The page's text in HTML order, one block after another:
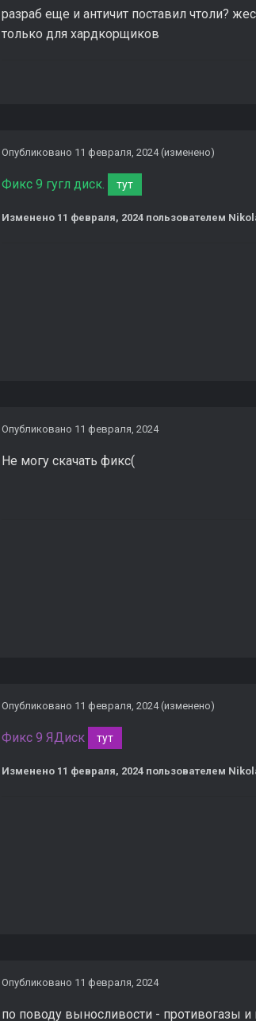
разраб еще и античит поставил чтоли?
только для хардкорщиков
Опубликовано 11 февраля, 2024 (изменено)
Фикс 9 гугл диск. тут
Изменено 11 февраля, 2024 пользователем
Опубликовано 11 февраля, 2024
Не могу скачать фикс(
Опубликовано 11 февраля, 2024 (изменено)
Фикс 9 ЯДиск тут
Изменено 11 февраля, 2024 пользователем
Опубликовано 11 февраля, 2024
по поводу выносливости - противогазы и